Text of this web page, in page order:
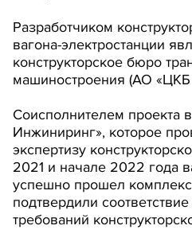
Разработчиком
вагона-электростанции
конструкторское бюро
машиностроения (АО
Соисполнителем
Инжиниринг», которое
экспертизу
2021 и начале 2022 года
успешно прошел
подтвердили
требований